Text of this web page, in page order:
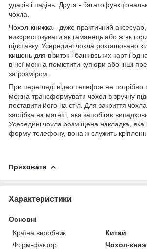
ударів і падінь. Друга -
чохла.
Чохол-книжка - дуже практичний
використовувати як гаманець або ж як
підставку. Усередині чохла розташовано
кишень для візиток і банківських карт і
в неї можна помістити купюри або інші
за розміром.
При перегляді відео телефон не потрібно
можна трансформувати чохол в зручну
поставити його на стіл. Для закриття
застібка на магніті, яка запобігає
Усередині чохла розміщена накладка, яка
форму телефону, вона ж служить
Приховати
Характеристики
Основні
Країна виробник
Китай
Форм-фактор
Чохол-